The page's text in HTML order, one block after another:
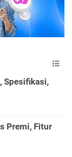
Spesifikasi,
Premi, Fitur